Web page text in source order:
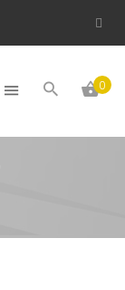
0